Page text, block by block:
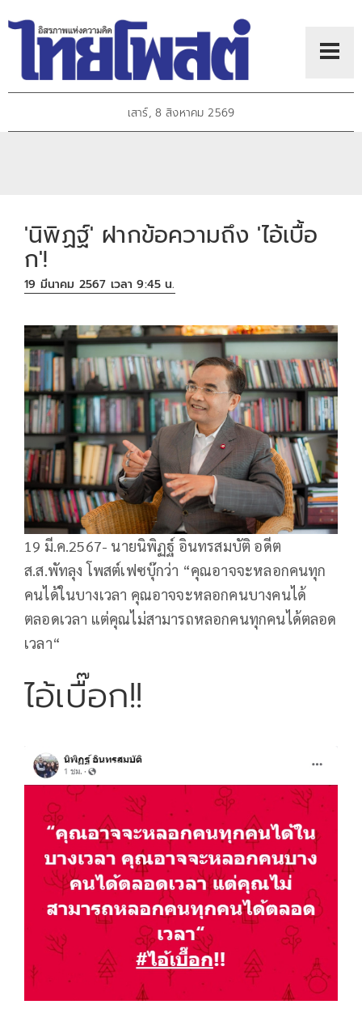
เสาร์, 8 สิงหาคม 2569
'นิพิฏฐ์' ฝากข้อความถึง 'ไอ้เบื้อ
ก'!
19 มีนาคม 2567 เวลา 9:45 น.
19 มี.ค.2567- นายนิพิฏฐ์ อินทรสมบัติ อดีต
ส.ส.พัทลุง โพสต์เฟซบุ๊กว่า “คุณอาจจะหลอกคนทุก
คนได้ในบางเวลา คุณอาจจะหลอกคนบางคนได้
ตลอดเวลา แต่คุณไม่สามารถหลอกคนทุกคนได้ตลอด
เวลา“
ไอ้เบื๊อก!!